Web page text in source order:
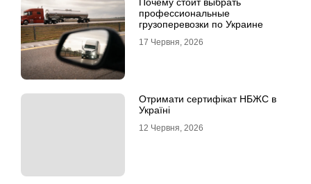
профессиональные
грузоперевозки по Украине
17 Червня, 2026
Отримати сертифікат НБЖС в
Україні
12 Червня, 2026